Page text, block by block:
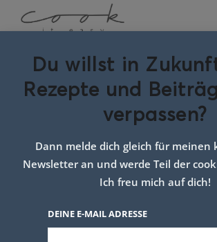
Rezept
Du willst in
Rezepte und
verpassen?
Dann melde dich gleich für meinen
Newsletter an und werde Teil der
Ich freu mich auf dich!
DEINE E-MAIL ADRESSE